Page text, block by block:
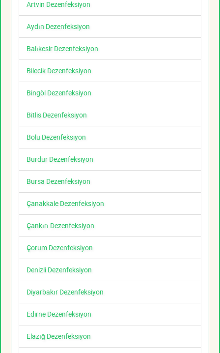
Artvin Dezenfeksiyon
Aydın Dezenfeksiyon
Balıkesir Dezenfeksiyon
Bilecik Dezenfeksiyon
Bingöl Dezenfeksiyon
Bitlis Dezenfeksiyon
Bolu Dezenfeksiyon
Burdur Dezenfeksiyon
Bursa Dezenfeksiyon
Çanakkale Dezenfeksiyon
Çankırı Dezenfeksiyon
Çorum Dezenfeksiyon
Denizli Dezenfeksiyon
Diyarbakır Dezenfeksiyon
Edirne Dezenfeksiyon
Elazığ Dezenfeksiyon